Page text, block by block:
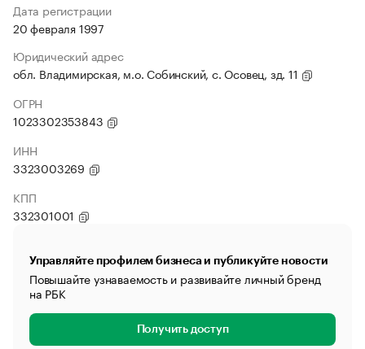
Дата регистрации
20 февраля 1997
Юридический адрес
обл. Владимирская, м.о. Собинский, с. Осовец, зд. 11
ОГРН
1023302353843
ИНН
3323003269
КПП
332301001
Управляйте профилем бизнеса и публикуйте новости
Повышайте узнаваемость и развивайте личный бренд
на РБК
Получить доступ